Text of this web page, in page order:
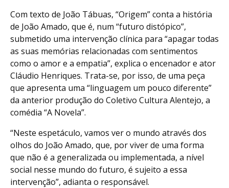
Com texto de João Tábuas, “Origem” conta a história
de João Amado, que é, num “futuro distópico”,
submetido uma intervenção clínica para “apagar todas
as suas memórias relacionadas com sentimentos
como o amor e a empatia”, explica o encenador e ator
Cláudio Henriques. Trata-se, por isso, de uma peça
que apresenta uma “linguagem um pouco diferente”
da anterior produção do Coletivo Cultura Alentejo, a
comédia “A Novela”.
“Neste espetáculo, vamos ver o mundo através dos
olhos do João Amado, que, por viver de uma forma
que não é a generalizada ou implementada, a nível
social nesse mundo do futuro, é sujeito a essa
intervenção”, adianta o responsável.